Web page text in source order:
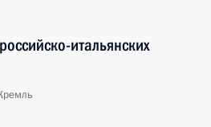
итальянских